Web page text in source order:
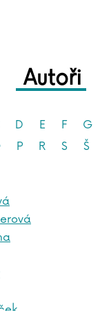
Autoři
D E F G
P R S Š